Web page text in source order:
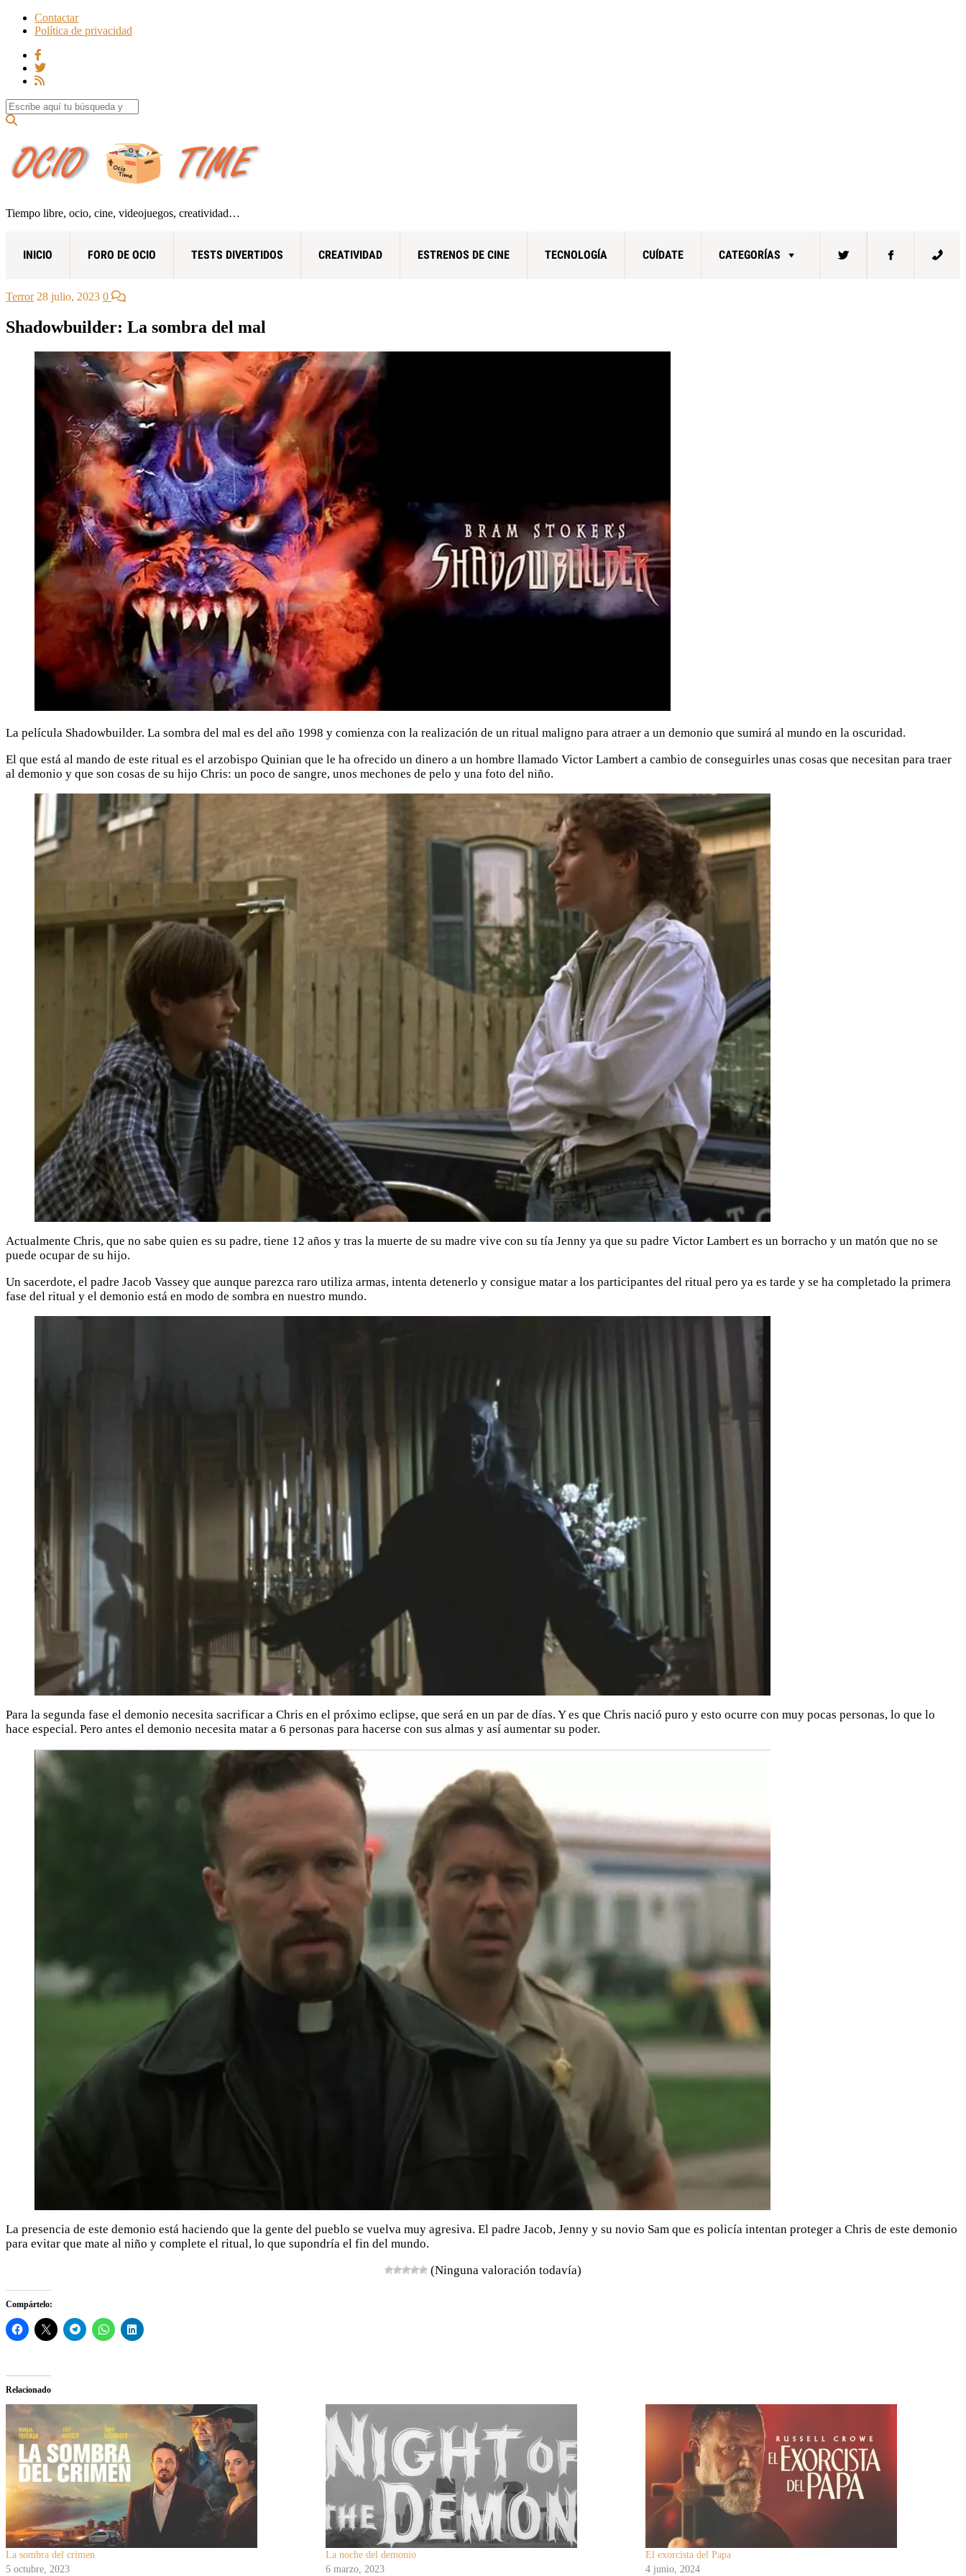
Contactar
Política de privacidad
Search for:
Tiempo libre, ocio, cine, videojuegos, creatividad…
INICIO FORO DE OCIO TESTS DIVERTIDOS CREATIVIDAD ESTRENOS DE CINE TECNOLOGÍA CUÍDATE CATEGORÍAS
Terror 28 julio, 2023 0
Shadowbuilder: La sombra del mal
La película Shadowbuilder. La sombra del mal es del año 1998 y comienza con la realización de un ritual maligno para atraer a un demonio que sumirá al mundo en la oscuridad.
El que está al mando de este ritual es el arzobispo Quinian que le ha ofrecido un dinero a un hombre llamado Victor Lambert a cambio de conseguirles unas cosas que necesitan para traer
al demonio y que son cosas de su hijo Chris: un poco de sangre, unos mechones de pelo y una foto del niño.
Actualmente Chris, que no sabe quien es su padre, tiene 12 años y tras la muerte de su madre vive con su tía Jenny ya que su padre Victor Lambert es un borracho y un matón que no se
puede ocupar de su hijo.
Un sacerdote, el padre Jacob Vassey que aunque parezca raro utiliza armas, intenta detenerlo y consigue matar a los participantes del ritual pero ya es tarde y se ha completado la primera
fase del ritual y el demonio está en modo de sombra en nuestro mundo.
Para la segunda fase el demonio necesita sacrificar a Chris en el próximo eclipse, que será en un par de días. Y es que Chris nació puro y esto ocurre con muy pocas personas, lo que lo
hace especial. Pero antes el demonio necesita matar a 6 personas para hacerse con sus almas y así aumentar su poder.
La presencia de este demonio está haciendo que la gente del pueblo se vuelva muy agresiva. El padre Jacob, Jenny y su novio Sam que es policía intentan proteger a Chris de este demonio
para evitar que mate al niño y complete el ritual, lo que supondría el fin del mundo.
(Ninguna valoración todavía)
Compártelo:
Relacionado
La sombra del crimen
5 octubre, 2023
La noche del demonio
6 marzo, 2023
El exorcista del Papa
4 junio, 2024